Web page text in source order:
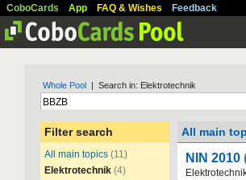
CoboCards App FAQ & Wishes Feedback
Whole Pool | Search in: Elektrotechnik
Filter search
All main topics (11)
Elektrotechnik (4)
All main
NIN 2010